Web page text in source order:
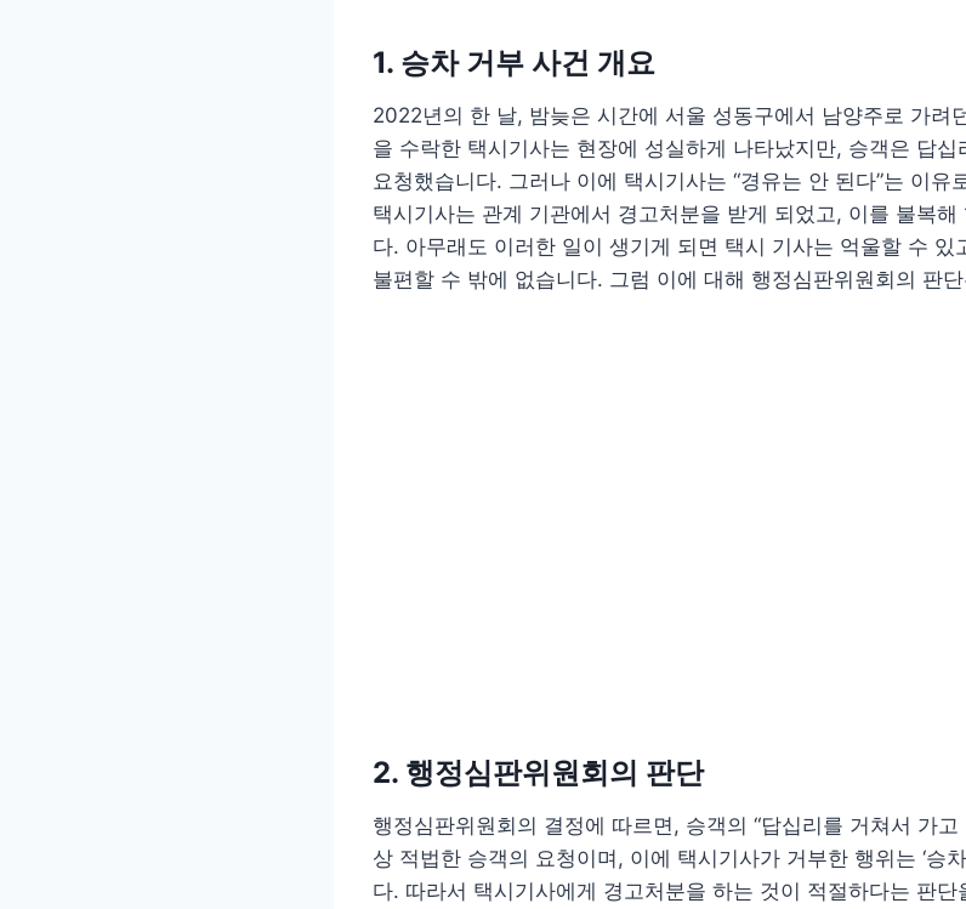
1. 승차 거부 사건 개요
2022년의 한 날, 밤늦은 시간에 서울 성동구에서 남양주로 가려
을 수락한 택시기사는 현장에 성실하게 나타났지만, 승객은 답
요청했습니다. 그러나 이에 택시기사는 “경유는 안 된다”는 이유
택시기사는 관계 기관에서 경고처분을 받게 되었고, 이를 불복
다. 아무래도 이러한 일이 생기게 되면 택시 기사는 억울할 수 있
불편할 수 밖에 없습니다. 그럼 이에 대해 행정심판위원회의 판
2. 행정심판위원회의 판단
행정심판위원회의 결정에 따르면, 승객의 “답십리를 거쳐서 가
상 적법한 승객의 요청이며, 이에 택시기사가 거부한 행위는 ‘승
다. 따라서 택시기사에게 경고처분을 하는 것이 적절하다는 판